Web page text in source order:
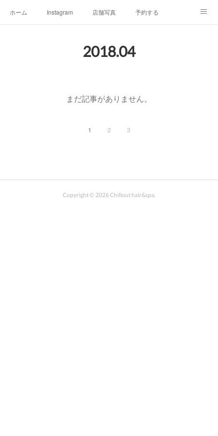
ホーム Instagram 店舗写真 予約する
チルアウトの極上ヘッドスパお客様へご挨拶
2018.04
まだ記事がありません。
1 2 3
Copyright © 2026Chillout hair&spa.